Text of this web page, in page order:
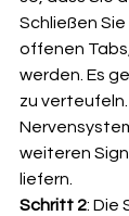
Schließen
offenen
werden. Es
zu
weiteren
liefern.
Schritt 2: Die